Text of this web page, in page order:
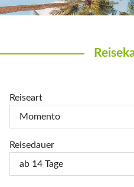
Reiseart
Reisedauer